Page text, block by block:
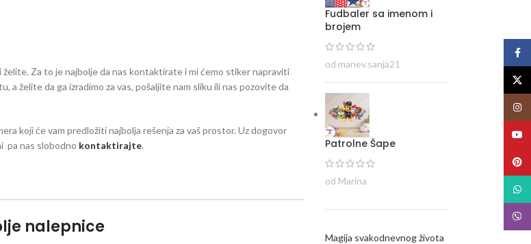
Za to je najbolje da nas kontaktirate i mi ćemo stiker napraviti
a želite da ga izradimo za vas, pošaljite nam sliku ili nas pozovite da
koji će vam predložiti najbolja rešenja za vaš prostor. Uz dogovor
pa nas slobodno kontaktirajte.
nalepnice
Fudbaler sa imenom i
brojem
od manev.sanja21
Patrolne Šape
od Marina
Magija svakodnevnog života
Viber